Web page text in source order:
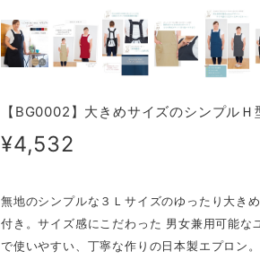
【BG0002】大きめサイズのシンプルＨ
¥4,532
無地のシンプルな３Ｌサイズのゆったり大き
付き。サイズ感にこだわった 男女兼用可能な
で使いやすい、丁寧な作りの日本製エプロン